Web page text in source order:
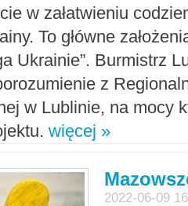
w załatwieniu
To główne
Ukrainie”. Burmistrz
z
w Lublinie, na mocy
więcej »
2022-06-09